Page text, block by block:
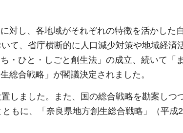
対し、各地域がそれぞれの特徴を活かした
て、省庁横断的に人口減少対策や地域経済
・ひと・しごと創生法」の成立、続いて「
総合戦略」が閣議決定されました。
しました。また、国の総合戦略を勘案しつ
もに、「奈良県地方創生総合戦略」（平成